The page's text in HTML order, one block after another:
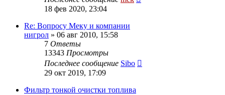
18 фев 2020, 23:04
Re: Вопросу Меку и компании
нигрол » 06 авг 2010, 15:58
7 Ответы
13343 Просмотры
Последнее сообщение Sibo
29 окт 2019, 17:09
Фильтр тонкой очистки топлива